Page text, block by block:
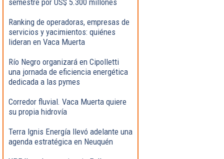
Ranking de operadoras, empresas de
servicios y yacimientos: quiénes
lideran en Vaca Muerta
Río Negro organizará en Cipolletti
una jornada de eficiencia energética
dedicada a las pymes
Corredor fluvial. Vaca Muerta quiere
su propia hidrovía
Terra Ignis Energía llevó adelante una
agenda estratégica en Neuquén